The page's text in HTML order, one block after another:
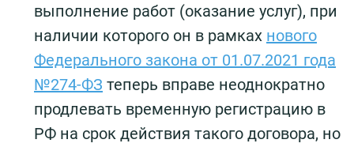
выполнение работ (оказание услуг), при
наличии которого он в рамках нового
Федерального закона от 01.07.2021 года
№274-ФЗ теперь вправе неоднократно
продлевать временную регистрацию в
РФ на срок действия такого договора, но